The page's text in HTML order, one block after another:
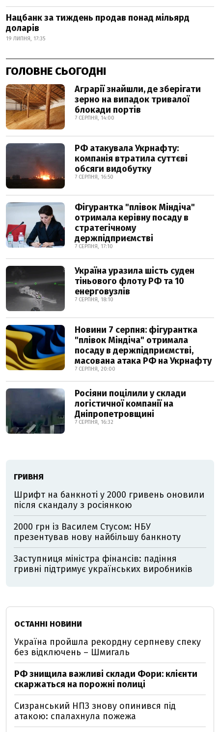
Нацбанк за тиждень продав понад мільярд
доларів
19 ЛИПНЯ, 17:35
ГОЛОВНЕ СЬОГОДНІ
Аграрії знайшли, де зберігати
зерно на випадок тривалої
блокади портів
7 СЕРПНЯ, 14:00
РФ атакувала Укрнафту:
компанія втратила суттєві
обсяги видобутку
7 СЕРПНЯ, 16:50
Фігурантка "плівок Міндіча"
отримала керівну посаду в
стратегічному
держпідприємстві
7 СЕРПНЯ, 17:10
Україна уразила шість суден
тіньового флоту РФ та 10
енерговузлів
7 СЕРПНЯ, 18:10
Новини 7 серпня: фігурантка
"плівок Міндіча" отримала
посаду в держпідприємстві,
масована атака РФ на Укрнафту
7 СЕРПНЯ, 20:00
Росіяни поцілили у склади
логістичної компанії на
Дніпропетровщині
7 СЕРПНЯ, 16:32
ГРИВНЯ
Шрифт на банкноті у 2000 гривень оновили
після скандалу з росіянкою
2000 грн із Василем Стусом: НБУ
презентував нову найбільшу банкноту
Заступниця міністра фінансів: падіння
гривні підтримує українських виробників
ОСТАННІ НОВИНИ
Україна пройшла рекордну серпневу спеку
без відключень – Шмигаль
РФ знищила важливі склади Фори: клієнти
скаржаться на порожні полиці
Сизранський НПЗ знову опинився під
атакою: спалахнула пожежа